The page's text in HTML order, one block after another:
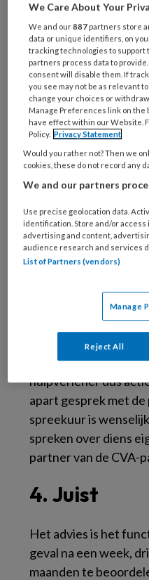
de Barthel-ADL-index
[[tbl:396]]
2. Onjuist
3. Onjuist
Emotionele of
die na een CVA vaak
veranderd sociaal
onderdeel van de
relevant. Angst voor
verwachtingen,
verwaarlozing,
zelfoverschatting,
stemming en
patiënt zelden zelf
hulpverlener dus
apart gesprek met
spreekuur is
spreken over diens
partner van de CVA-
4. Juist
Het advies is het
geval na een week,
maanden te
We Care About Your
We and our887 partners store
data or unique identifiers, on
tracking technologies to
partners process data to
consent will disable them. If
you see may not be as relevant
change your choices or
Manage Preferences link on the
have effect within our Website.
Policy. Privacy Statement
Would you rather not? Then we
cookies, these do not record any
We and our partners
Use precise geolocation data.
identification. Store and/or
advertising and content,
audience research and services
List of Partners (vendors)
Manage
Reject All